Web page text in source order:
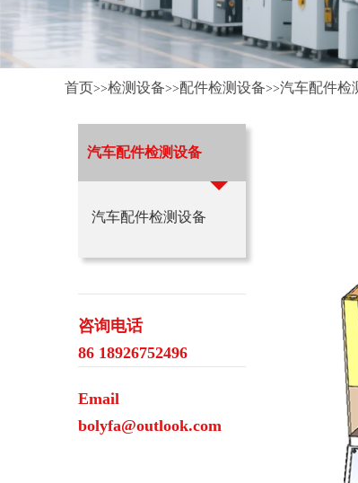
首页>>检测设备>>配件检测设备>>汽车配件检
汽车配件检测设备
汽车配件检测设备
咨询电话
86 18926752496
Email
bolyfa@outlook.com